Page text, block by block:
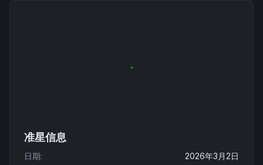
准星信息
日期:
2026年3月2日